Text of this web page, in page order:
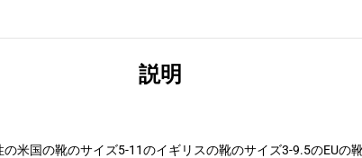
説明
米国の靴のサイズ5-11のイギリスの靴のサイズ3-9.5のEUの